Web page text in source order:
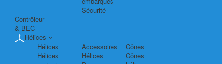
Sécurité
Contrôleur
& BEC
Hélices
Hélices
Hélices
Accessoires
Hélices
Cônes
Cônes